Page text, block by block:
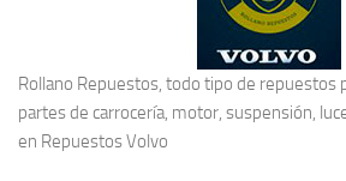
Rollano Repuestos, todo tipo de repuestos
partes de carrocería, motor, suspensión,
en Repuestos Volvo